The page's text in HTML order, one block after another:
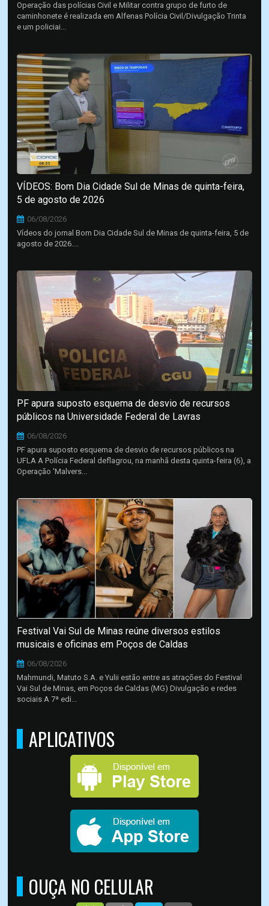
Operação das polícias Civil e Militar contra grupo de furto de
caminhonete é realizada em Alfenas Polícia Civil/Divulgação Trinta
e um policiai...
VÍDEOS: Bom Dia Cidade Sul de Minas de quinta-feira,
5 de agosto de 2026
06/08/2026
Vídeos do jornal Bom Dia Cidade Sul de Minas de quinta-feira, 5 de
agosto de 2026....
PF apura suposto esquema de desvio de recursos
públicos na Universidade Federal de Lavras
06/08/2026
PF apura suposto esquema de desvio de recursos públicos na
UFLA A Polícia Federal deflagrou, na manhã desta quinta-feira (6), a
Operação 'Malvers...
Festival Vai Sul de Minas reúne diversos estilos
musicais e oficinas em Poços de Caldas
06/08/2026
Mahmundi, Matuto S.A. e Yulii estão entre as atrações do Festival
Vai Sul de Minas, em Poços de Caldas (MG) Divulgação e redes
sociais A 7ª edi...
APLICATIVOS
OUÇA NO CELULAR